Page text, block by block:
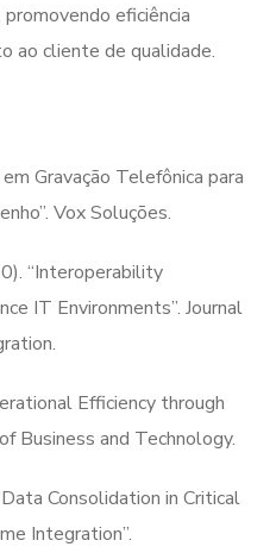
eficiência
ao cliente de qualidade.
Gravação Telefônica para
Vox Soluções.
“Interoperability
IT Environments”. Journal
Efficiency through
Business and Technology.
Consolidation in Critical
Integration”.